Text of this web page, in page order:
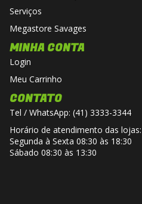
Serviços
Megastore Savages
MINHA CONTA
Login
Meu Carrinho
CONTATO
Tel / WhatsApp: (41) 3333-3344
Horário de atendimento das lojas:
Segunda à Sexta 08:30 às 18:30
Sábado 08:30 às 13:30